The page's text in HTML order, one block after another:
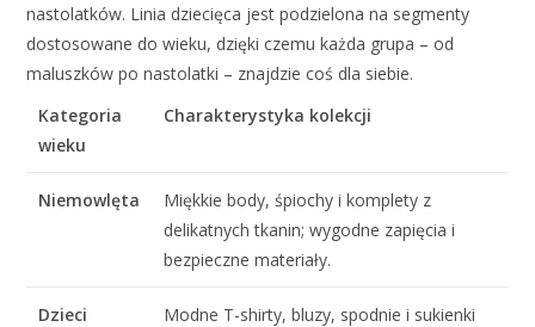
nastolatków. Linia dziecięca jest podzielona na segmenty
dostosowane do wieku, dzięki czemu każda grupa – od
maluszków po nastolatki – znajdzie coś dla siebie.
Kategoria
wieku
Charakterystyka kolekcji
Niemowlęta
Miękkie body, śpiochy i komplety z
delikatnych tkanin; wygodne zapięcia i
bezpieczne materiały.
Dzieci
Modne T-shirty, bluzy, spodnie i sukienki